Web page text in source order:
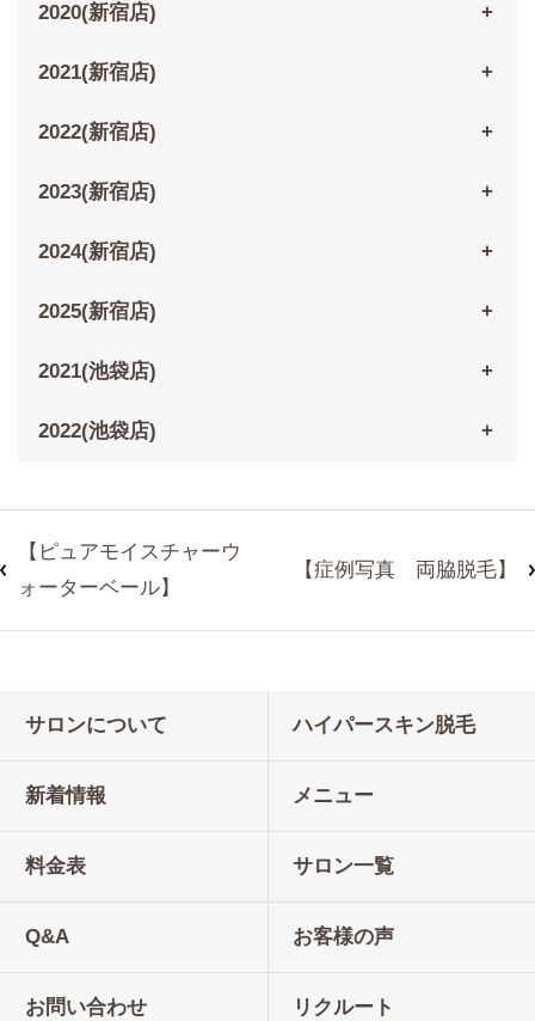
2020(新宿店)
2021(新宿店)
2022(新宿店)
2023(新宿店)
2024(新宿店)
2025(新宿店)
2021(池袋店)
2022(池袋店)
【ピュアモイスチャーウ
ォーターベール】
【症例写真 両脇脱毛】
サロンについて ハイパースキン脱毛
新着情報 メニュー
料金表 サロン一覧
Q&A お客様の声
お問い合わせ リクルート